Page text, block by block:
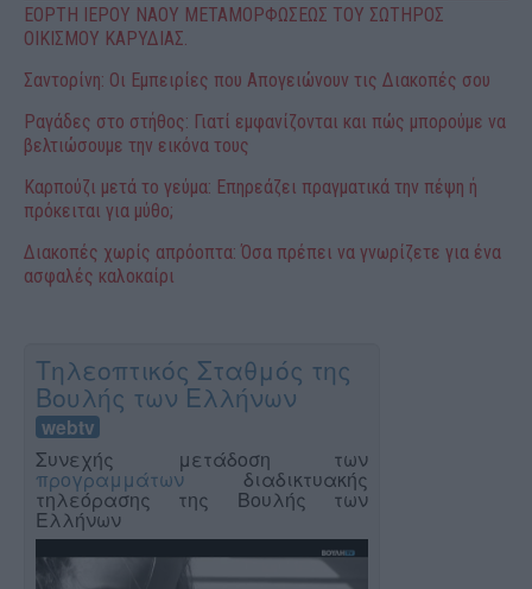
ΕΟΡΤΗ ΙΕΡΟΥ ΝΑΟΥ ΜΕΤΑΜΟΡΦΩΣΕΩΣ ΤΟΥ ΣΩΤΗΡΟΣ
ΟΙΚΙΣΜΟΥ ΚΑΡΥΔΙΑΣ.
Σαντορίνη: Οι Εμπειρίες που Απογειώνουν τις Διακοπές σου
Ραγάδες στο στήθος: Γιατί εμφανίζονται και πώς μπορούμε να
βελτιώσουμε την εικόνα τους
Καρπούζι μετά το γεύμα: Επηρεάζει πραγματικά την πέψη ή
πρόκειται για μύθο;
Διακοπές χωρίς απρόοπτα: Όσα πρέπει να γνωρίζετε για ένα
ασφαλές καλοκαίρι